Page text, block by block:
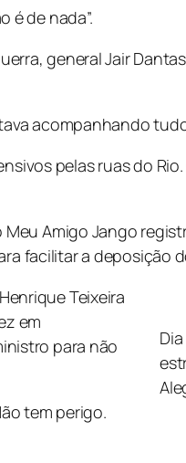
é de nada”.
general Jair
acompanhando
pelas ruas do Rio.
Meu Amigo Jango
facilitar a deposição
Teixeira
em
para não
tem perigo.